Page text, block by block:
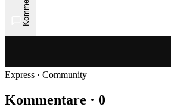
Express · Community
Kommentare · 0